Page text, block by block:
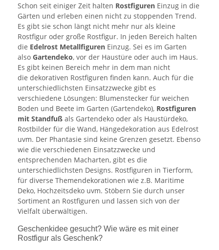
Schon seit einiger Zeit halten Rostfiguren Einzug in die
Gärten und erleben einen nicht zu stoppenden Trend.
Es gibt sie schon längt nicht mehr nur als kleine
Rostfigur oder große Rostfigur. In jeden Bereich halten
die Edelrost Metallfiguren Einzug. Sei es im Garten
also Gartendeko, vor der Haustüre oder auch im Haus.
Es gibt keinen Bereich mehr in dem man nicht
die dekorativen Rostfiguren finden kann. Auch für die
unterschiedlichsten Einsatzzwecke gibt es
verschiedene Lösungen: Blumenstecker für weichen
Boden und Beete im Garten (Gartendeko), Rostfiguren
mit Standfuß als Gartendeko oder als Haustürdeko,
Rostbilder für die Wand, Hängedekoration aus Edelrost
uvm. Der Phantasie sind keine Grenzen gesetzt. Ebenso
wie die verschiedenen Einsatzzwecke und
entsprechenden Macharten, gibt es die
unterschiedlichsten Designs. Rostfiguren in Tierform,
für diverse Themendekorationen wie z.B. Maritime
Deko, Hochzeitsdeko uvm. Stöbern Sie durch unser
Sortiment an Rostfiguren und lassen sich von der
Vielfalt überwältigen.
Geschenkidee gesucht? Wie wäre es mit einer
Rostfigur als Geschenk?